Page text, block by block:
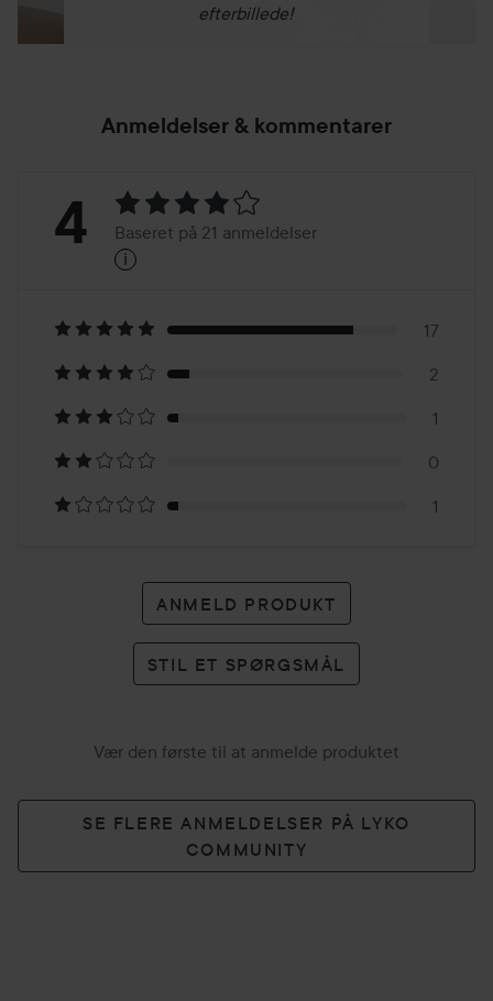
efterbillede!
Anmeldelser & kommentarer
Bedømmelse:
Baseret
på
21
anmeldelser
4 Baseret på 21 anmeldelser
i
17
2
1
0
1
ANMELD PRODUKT
STIL ET SPØRGSMÅL
Vær den første til at anmelde produktet
SE FLERE ANMELDELSER PÅ LYKO
COMMUNITY